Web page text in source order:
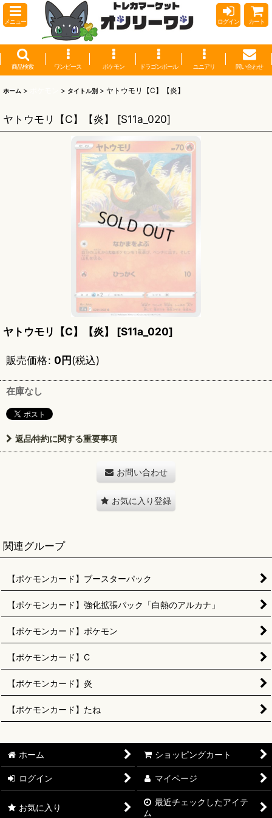
メニュー ログイン カート
商品検索 ワンピース ポケモン ドラゴンボール ユニアリ 問い合わせ
ホーム > > タイトル別 > ヤトウモリ【C】【炎】
ヤトウモリ【C】【炎】 [S11a_020]
ヤトウモリ【C】【炎】 [S11a_020]
販売価格: 0円(税込)
在庫なし
返品特約に関する重要事項
お問い合わせ
お気に入り登録
関連グループ
【ポケモンカード】ブースターパック
【ポケモンカード】強化拡張パック「白熱のアルカナ」
【ポケモンカード】ポケモン
【ポケモンカード】C
【ポケモンカード】炎
【ポケモンカード】たね
ホーム ショッピングカート
ログイン マイページ
お気に入り
最近チェックしたアイテ
ム